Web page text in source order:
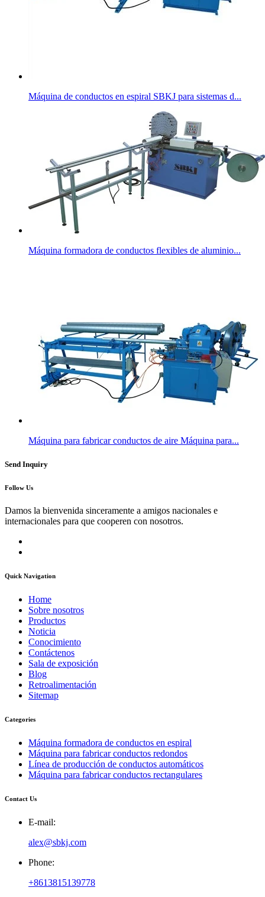
Máquina de conductos en espiral SBKJ para sistemas d...
Máquina formadora de conductos flexibles de aluminio...
Máquina para fabricar conductos de aire Máquina para...
Send Inquiry
Follow Us
Damos la bienvenida sinceramente a amigos nacionales e
internacionales para que cooperen con nosotros.
Quick Navigation
Home
Sobre nosotros
Productos
Noticia
Conocimiento
Contáctenos
Sala de exposición
Blog
Retroalimentación
Sitemap
Categories
Máquina formadora de conductos en espiral
Máquina para fabricar conductos redondos
Línea de producción de conductos automáticos
Máquina para fabricar conductos rectangulares
Contact Us
E-mail:
alex@sbkj.com
Phone:
+8613815139778